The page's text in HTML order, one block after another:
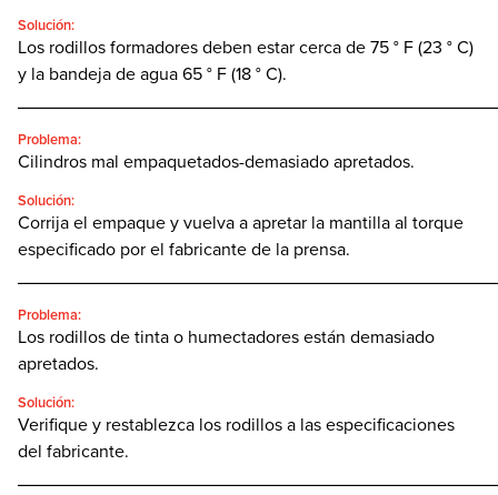
Solución:
Los rodillos formadores deben estar cerca de 75 ° F (23 ° C)
y la bandeja de agua 65 ° F (18 ° C).
Problema:
Cilindros mal empaquetados-demasiado apretados.
Solución:
Corrija el empaque y vuelva a apretar la mantilla al torque
especificado por el fabricante de la prensa.
Problema:
Los rodillos de tinta o humectadores están demasiado
apretados.
Solución:
Verifique y restablezca los rodillos a las especificaciones
del fabricante.